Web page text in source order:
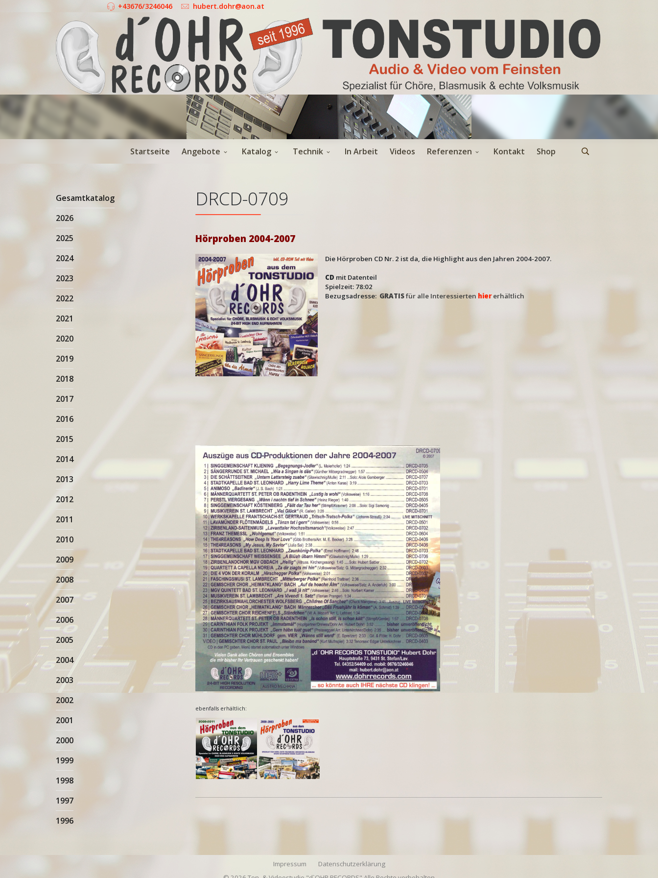
+43676/3246046 hubert.dohr@aon.at
Startseite Angebote Katalog Technik In Arbeit Videos Referenzen Kontakt Shop
Gesamtkatalog
2026
2025
2024
2023
2022
2021
2020
2019
2018
2017
2016
2015
2014
2013
2012
2011
2010
2009
2008
2007
2006
2005
2004
2003
2002
2001
2000
1999
1998
1997
1996
DRCD-0709
Hörproben 2004-2007
Die Hörproben CD Nr. 2 ist da, die Highlight aus den Jahren 2004-2007.
CD mit Datenteil
Spielzeit: 78:02
Bezugsadresse: GRATISfür alle Interessierten hier erhältlich
ebenfalls erhältlich:
Impressum
Datenschutzerklärung